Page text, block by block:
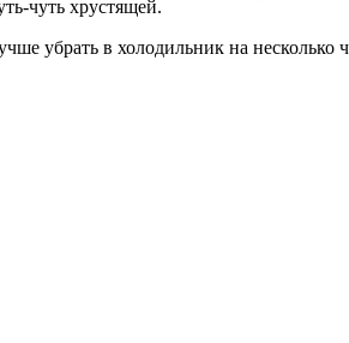
чуть хрустящей.
убрать в холодильник на несколько